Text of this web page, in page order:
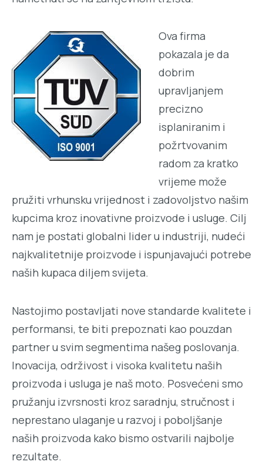
Ova firma
pokazala je da
dobrim
upravljanjem
precizno
isplaniranim i
požrtvovanim
radom za kratko
vrijeme može
pružiti vrhunsku vrijednost i zadovoljstvo našim
kupcima kroz inovativne proizvode i usluge. Cilj
nam je postati globalni lider u industriji, nudeći
najkvalitetnije proizvode i ispunjavajući potrebe
naših kupaca diljem svijeta.
Nastojimo postavljati nove standarde kvalitete i
performansi, te biti prepoznati kao pouzdan
partner u svim segmentima našeg poslovanja.
Inovacija, održivost i visoka kvalitetu naših
proizvoda i usluga je naš moto. Posvećeni smo
pružanju izvrsnosti kroz saradnju, stručnost i
neprestano ulaganje u razvoj i poboljšanje
naših proizvoda kako bismo ostvarili najbolje
rezultate.